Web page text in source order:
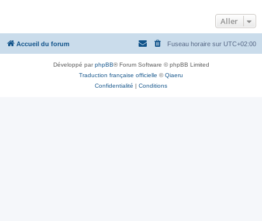
r
Aller
Accueil du forum Fuseau horaire sur UTC+02:00
Développé parphpBB® Forum Software © phpBB Limited
Traduction française officielle ©Qiaeru
Confidentialité | Conditions